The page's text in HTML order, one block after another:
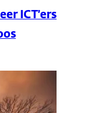
ICT’ers